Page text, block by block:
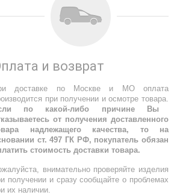
и возврат
доставке по Москве и МО оплата
при получении и осмотре товара.
по какой-либо причине Вы
от получения доставленного
надлежащего качества, то на
ст. 497 ГК РФ, покупатель обязан
стоимость доставки товара.
внимательно проверяйте изделия
получении и сразу сообщайте о проблемах
их наличии.